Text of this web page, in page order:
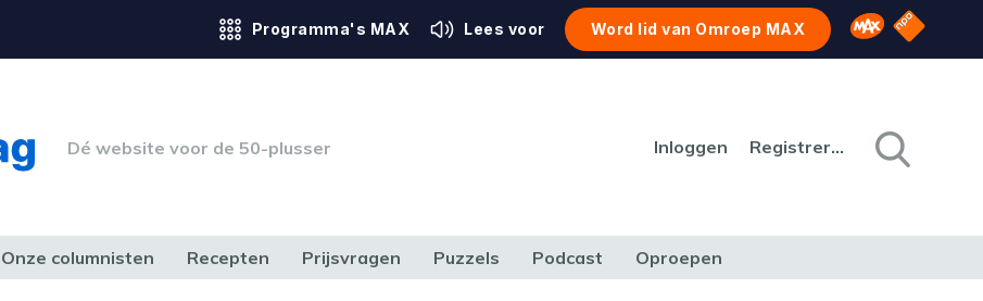
Programma's MAX Lees voor Word lid van Omroep MAX Omroep MAX
NPO
Dé website voor de 50-plusser Inloggen Registreren
Onze columnisten Recepten Prijsvragen Puzzels Podcast Oproepen